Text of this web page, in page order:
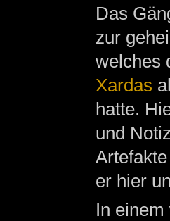
Das
zur
welches
Xardas
hatte.
und
er hier
In